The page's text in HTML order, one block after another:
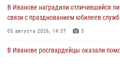
В Иванове наградили отличившийся
связи с празднованием юбилеев
05 августа 2026, 14:37 3
В Иванове росгвардейцы оказали